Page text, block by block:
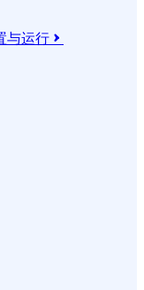
与运行 